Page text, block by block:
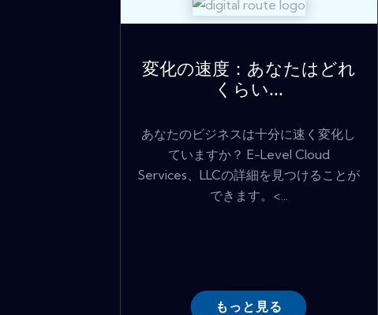
変化の速度：あなたはどれ
くらい...
あなたのビジネスは十分に速く変化し
ていますか？ E-Level Cloud
Services、LLCの詳細を見つけることが
できます。<...
もっと見る